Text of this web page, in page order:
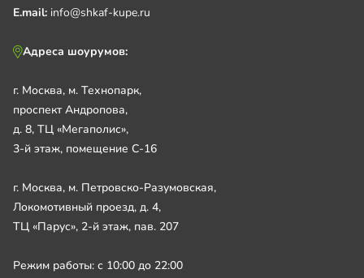
E.mail: info@shkaf-kupe.ru
Адреса шоурумов:
г. Москва, м. Технопарк,
проспект Андропова,
д. 8, ТЦ «Мегаполис»,
3-й этаж, помещение С-16
г. Москва, м. Петровско-Разумовская,
Локомотивный проезд, д. 4,
ТЦ «Парус», 2-й этаж, пав. 207
Режим работы: с 10:00 до 22:00